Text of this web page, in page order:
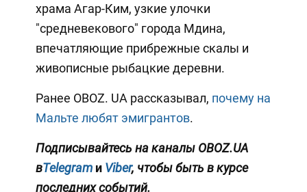
храма Агар-Ким, узкие улочки
"средневекового" города Мдина,
впечатляющие прибрежные скалы и
живописные рыбацкие деревни.
Ранее OBOZ. UA рассказывал, почему на
Мальте любят эмигрантов.
Подписывайтесь на каналы OBOZ.UA
вTelegramи Viber, чтобы быть в курсе
последних событий.